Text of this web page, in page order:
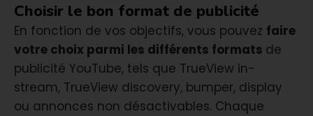
Choisir le bon format de publicité
En fonction de vos objectifs, vous pouvez faire
votre choix parmi les différents formats de
publicité YouTube, tels que TrueView in-
stream, TrueView discovery, bumper, display
ou annonces non désactivables. Chaque